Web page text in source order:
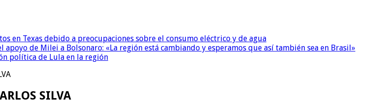
en Texas debido a preocupaciones sobre el consumo eléctrico y de agua
de Milei a Bolsonaro: «La región está cambiando y esperamos que así también sea en Brasil»
política de Lula en la región
SILVA